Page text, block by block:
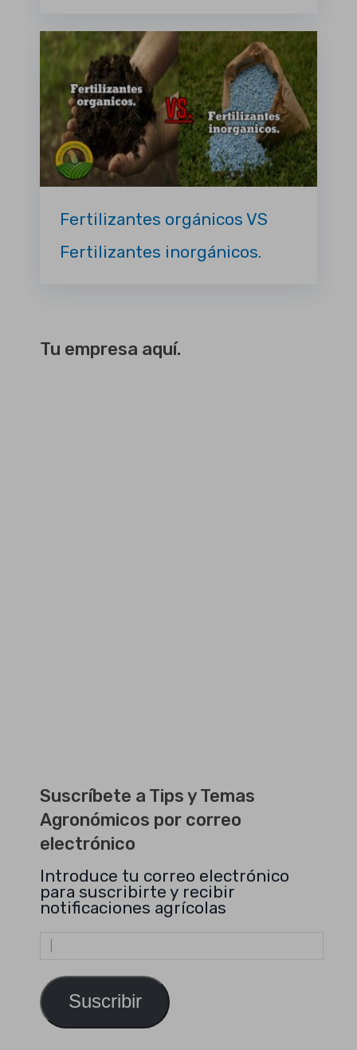
Fertilizantes orgánicos VS
Fertilizantes inorgánicos.
Tu empresa aquí.
Suscríbete a Tips y Temas
Agronómicos por correo
electrónico
Introduce tu correo electrónico
para suscribirte y recibir
notificaciones agrícolas
Dirección
de
Suscribir